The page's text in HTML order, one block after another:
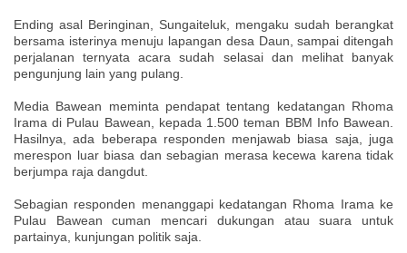
Ending asal Beringinan, Sungaiteluk, mengaku sudah berangkat
bersama isterinya menuju lapangan desa Daun, sampai ditengah
perjalanan ternyata acara sudah selasai dan melihat banyak
pengunjung lain yang pulang.
Media Bawean meminta pendapat tentang kedatangan Rhoma
Irama di Pulau Bawean, kepada 1.500 teman BBM Info Bawean.
Hasilnya, ada beberapa responden menjawab biasa saja, juga
merespon luar biasa dan sebagian merasa kecewa karena tidak
berjumpa raja dangdut.
Sebagian responden menanggapi kedatangan Rhoma Irama ke
Pulau Bawean cuman mencari dukungan atau suara untuk
partainya, kunjungan politik saja.